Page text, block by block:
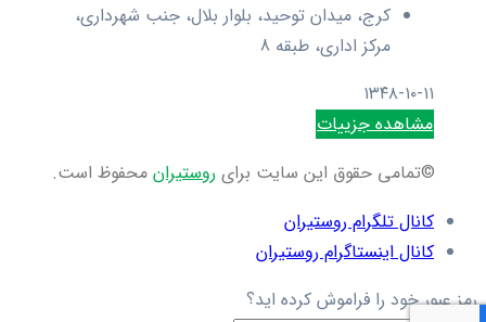
کرج، میدان توحید، بلوار بلال، جنب شهرداری،
مرکز اداری، طبقه 8
۱۳۴۸-۱۰-۱۱
مشاهده جزییات
©تمامی حقوق این سایت برای روستیران محفوظ است.
کانال تلگرام روستیران
کانال اینستاگرام روستیران
رمز عبور خود را فراموش کرده اید؟